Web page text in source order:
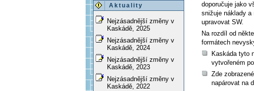
Aktuality
Nejzásadnější změny v
Kaskádě, 2025
Nejzásadnější změny v
Kaskádě, 2024
Nejzásadnější změny v
Kaskádě, 2023
Nejzásadnější změny v
Kaskádě, 2022
doporučuje jako
snižuje náklady a
upravovat SW.
Na rozdíl od
formátech
Kaskáda tyto
vytvořeném
Zde
napárovat na